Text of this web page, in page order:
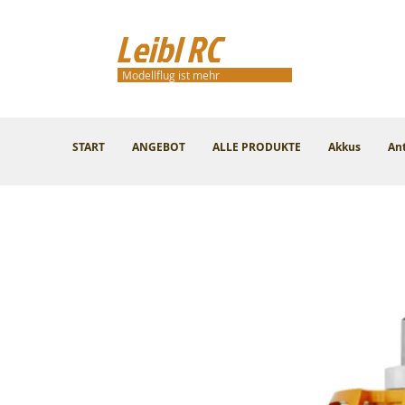
Leibl RC
START ANGEBOT ALLE PRODUKTE Akkus
Modellflug ist mehr